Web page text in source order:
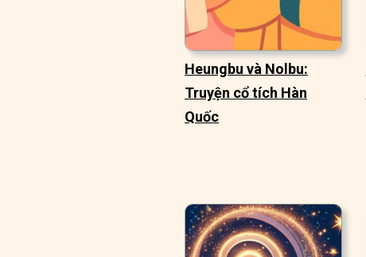
Heungbu và Nolbu:
Truyện cổ tích Hàn
Quốc